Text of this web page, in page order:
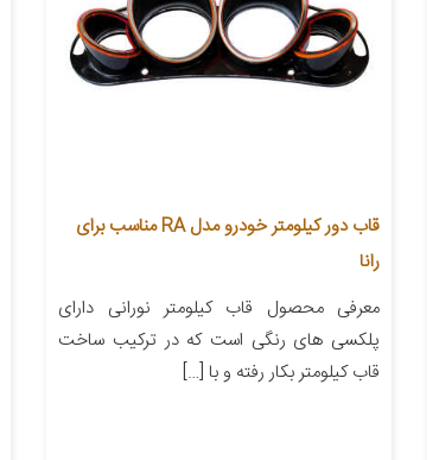
قاب دور کیلومتر خودرو مدل RA مناسب برای
رانا
معرفی محصول قاب کیلومتر نورانی دارای
پلکسی های رنگی است که در ترکیب ساخت
قاب کیلومتر بکار رفته و با […]